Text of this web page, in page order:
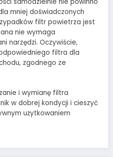
samodzielnie nie powinno
mniej doświadczonych
filtr powietrza jest
nie wymaga
narzędzi. Oczywiście,
filtra dla
zgodnego ze
i wymianę filtra
w dobrej kondycji i cieszyć
użytkowaniem